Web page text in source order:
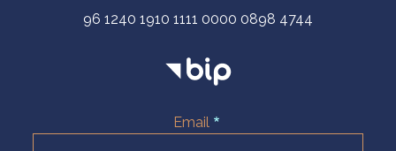
96 1240 1910 1111 0000 0898 4744
Email